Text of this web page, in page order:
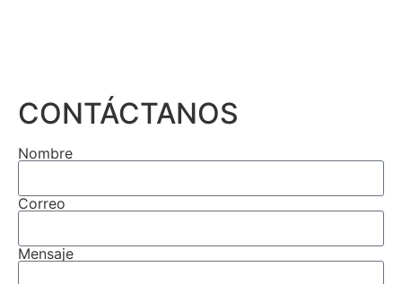
CONTÁCTANOS
Nombre
Correo
Mensaje